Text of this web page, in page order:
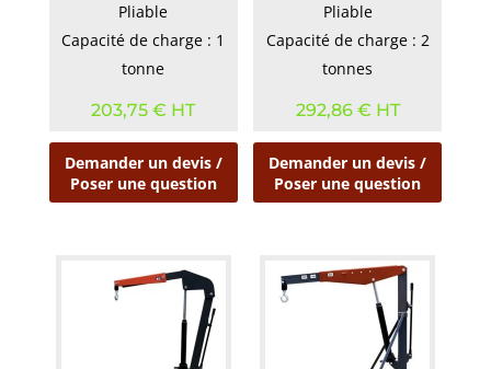
Pliable
Capacité de charge : 1
tonne
203,75€ HT
Demander un devis /
Poser une question
Pliable
Capacité de charge : 2
tonnes
292,86 € HT
Demander un devis /
Poser une question